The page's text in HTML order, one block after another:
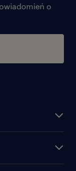
o